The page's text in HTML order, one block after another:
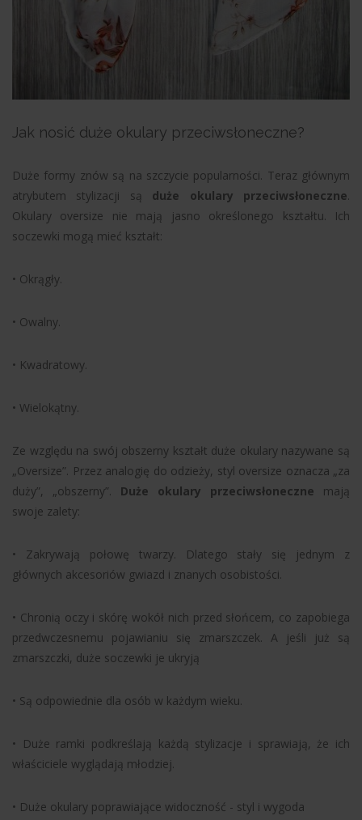
Jak nosić duże okulary przeciwsłoneczne?
Duże formy znów są na szczycie popularności. Teraz głównym
atrybutem stylizacji są duże okulary przeciwsłoneczne.
Okulary oversize nie mają jasno określonego kształtu. Ich
soczewki mogą mieć kształt:
• Okrągły.
• Owalny.
• Kwadratowy.
• Wielokątny.
Ze względu na swój obszerny kształt duże okulary nazywane są
„Oversize”. Przez analogię do odzieży, styl oversize oznacza „za
duży”, „obszerny”. Duże okulary przeciwsłoneczne mają
swoje zalety:
• Zakrywają połowę twarzy. Dlatego stały się jednym z
głównych akcesoriów gwiazd i znanych osobistości.
• Chronią oczy i skórę wokół nich przed słońcem, co zapobiega
przedwczesnemu pojawianiu się zmarszczek. A jeśli już są
zmarszczki, duże soczewki je ukryją
• Są odpowiednie dla osób w każdym wieku.
• Duże ramki podkreślają każdą stylizacje i sprawiają, że ich
właściciele wyglądają młodziej.
• Duże okulary poprawiające widoczność - styl i wygoda